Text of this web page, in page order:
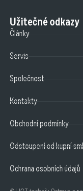
Užitečné odkazy
Články
Servis
Společnost
Kontakty
Obchodní podmínky
Odstoupení od kupní
Ochrana osobních údajů